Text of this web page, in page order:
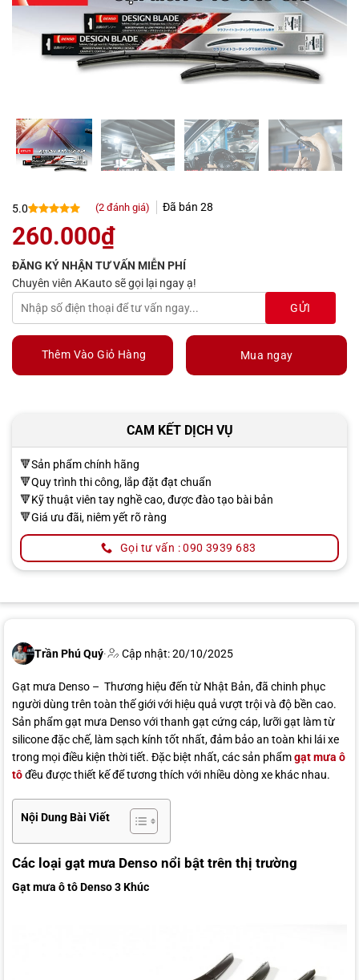
5.0
5.0trên 5
dựa trên
2
(2đánh giá) Đã bán 28
260.000₫
ĐĂNG KÝ NHẬN TƯ VẤN MIỄN PHÍ
Chuyên viên AKauto sẽ gọi lại ngay ạ!
Thêm Vào Giỏ Hàng Mua ngay
CAM KẾT DỊCH VỤ
🔻Sản phẩm chính hãng
🔻Quy trình thi công, lắp đặt đạt chuẩn
🔻Kỹ thuật viên tay nghề cao, được đào tạo bài bản
🔻Giá ưu đãi, niêm yết rõ ràng
Gọi tư vấn : 090 3939 683
Trần Phú Quý· Cập nhật: 20/10/2025
Gạt mưa Denso – Thương hiệu đến từ Nhật Bản, đã chinh phục
người dùng trên toàn thế giới với hiệu quả vượt trội và độ bền cao.
Sản phẩm gạt mưa Denso với thanh gạt cứng cáp, lưỡi gạt làm từ
silicone đặc chế, làm sạch kính tốt nhất, đảm bảo an toàn khi lái xe
trong mọi điều kiện thời tiết. Đặc biệt nhất, các sản phẩmgạt mưa ô
tôđều được thiết kế để tương thích với nhiều dòng xe khác nhau.
Nội Dung Bài Viết
Các loại gạt mưa Denso nổi bật trên thị trường
Gạt mưa ô tô Denso 3 Khúc